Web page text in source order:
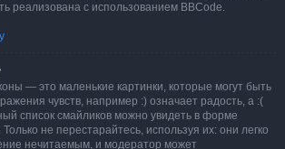
реализована с использованием BBCode.
— это маленькие картинки, которые могут быть
чувств, например :) означает радость, а :(
список смайликов можно увидеть в форме
не перестарайтесь, используя их: они легко
нечитаемым, и модератор может